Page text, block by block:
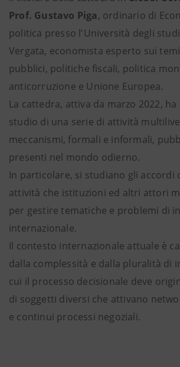
Prof. Gustavo Piga, ordinario di
politica presso l'Università degli
Vergata, economista esperto sui
pubblici, politiche fiscali, politica
anticorruzione e Unione Europea.
La cattedra, attiva da marzo 2022,
studio di una serie di attività
meccanismi, formali e informali,
presenti nel mondo odierno.
In particolare, si studiano gli accordi
attività che istituzioni ed altri attori
per gestire tematiche e problemi di
internazionale.
Il contesto internazionale attuale è
dalla complessità e dalla pluralità di
cui il processo decisionale deve
di soggetti diversi che attivano
e continui processi negoziali.